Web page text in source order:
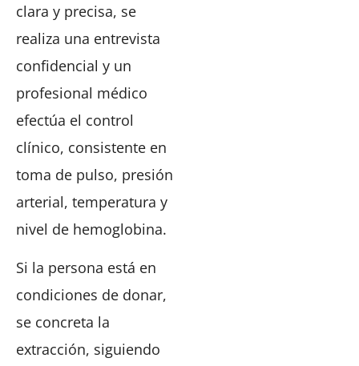
clara y precisa, se
realiza una entrevista
confidencial y un
profesional médico
efectúa el control
clínico, consistente en
toma de pulso, presión
arterial, temperatura y
nivel de hemoglobina.
Si la persona está en
condiciones de donar,
se concreta la
extracción, siguiendo